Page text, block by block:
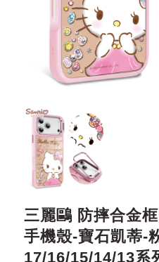
三麗鷗 防摔合金
手機殼-寶石凱蒂-
17/16/15/14/13系